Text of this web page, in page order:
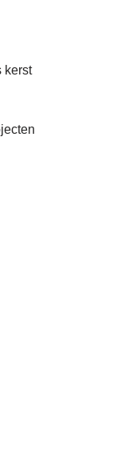
kerst